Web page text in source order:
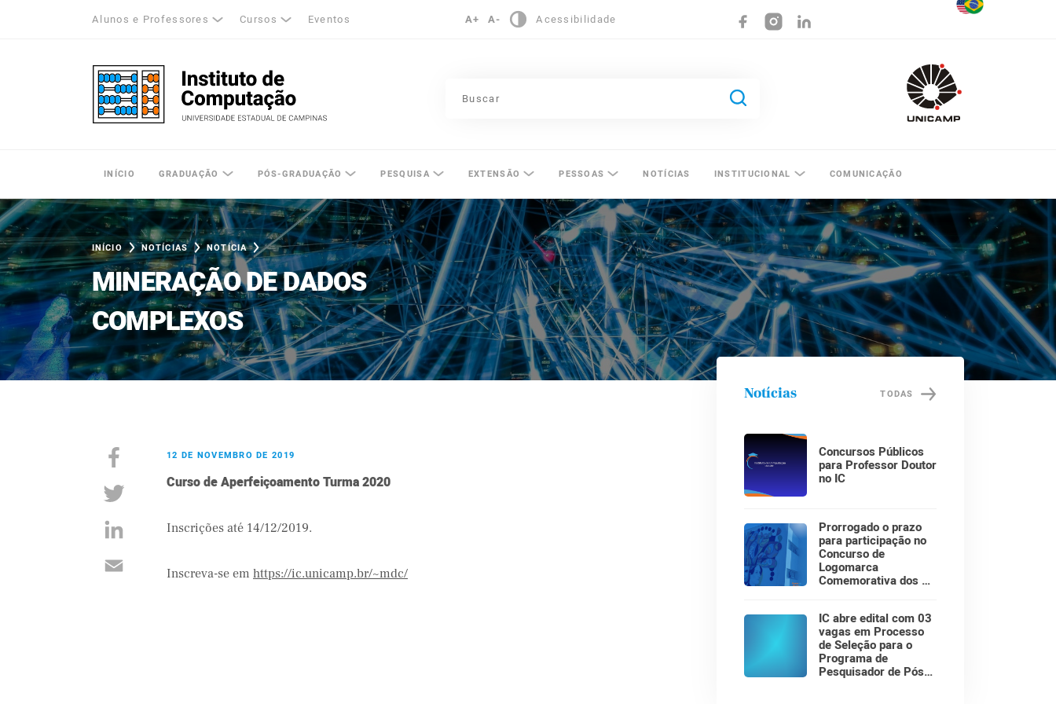
Alunos e Professores Cursos Eventos A+ A- Acessibilidade
Unicamp - Universidade Estadual de Campinas
INÍCIO GRADUAÇÃO PÓS-GRADUAÇÃO PESQUISA EXTENSÃO PESSOAS NOTÍCIAS INSTITUCIONAL COMUNICAÇÃO
INÍCIO NOTÍCIAS NOTÍCIA
MINERAÇÃO DE DADOS
COMPLEXOS
12 DE NOVEMBRO DE 2019
Curso de Aperfeiçoamento Turma 2020
Inscrições até 14/12/2019.
Inscreva-se em https://ic.unicamp.br/~mdc/
Notícias TODAS
Concursos Públicos
para Professor Doutor
no IC
Prorrogado o prazo
para participação no
Concurso de
Logomarca
Comemorativa dos 30
IC abre edital com 03
vagas em Processo
de Seleção para o
Programa de
Pesquisador de Pós-